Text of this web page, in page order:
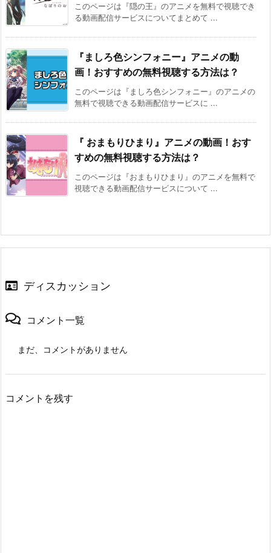
このページは『隠の王』のアニメを無料で視聴でき
る動画配信サービスについてまとめて ...
『ましろ色シンフォニー』アニメの動
画！おすすめの無料視聴する方法は？
このページは『ましろ色シンフォニー』のアニメの
無料で視聴できる動画配信サービスに ...
『 おまもりひまり』アニメの動画！おす
すめの無料視聴する方法は？
このページは『おまもりひまり』のアニメを無料で
視聴できる動画配信サービスについて ...
ディスカッション
コメント一覧
まだ、コメントがありません
コメントを残す